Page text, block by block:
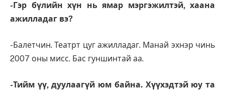
-Гэр бүлийн хүн нь ямар мэргэжилтэй, хаана
ажилладаг вэ?
-Балетчин. Театрт цуг ажилладаг. Манай эхнэр чинь
2007 оны мисс. Бас гуншинтай аа.
-Тийм үү, дуулаагүй юм байна. Хүүхэдтэй юу та